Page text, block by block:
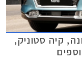
קיה סטוניק,